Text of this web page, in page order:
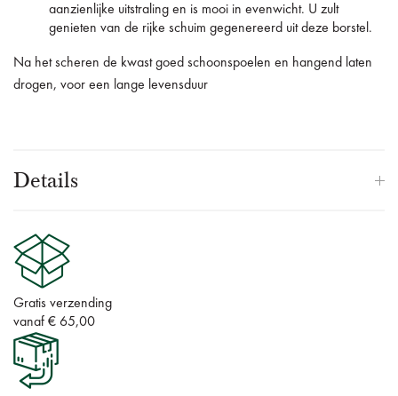
aanzienlijke uitstraling en is mooi in evenwicht. U zult
genieten van de rijke schuim gegenereerd uit deze borstel.
Na het scheren de kwast goed schoonspoelen en hangend laten
drogen, voor een lange levensduur
Details
Gratis verzending
vanaf € 65,00